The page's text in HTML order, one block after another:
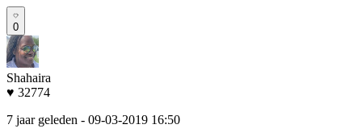
0
Shahaira
♥ 32774
7 jaar geleden - 09-03-2019 16:50